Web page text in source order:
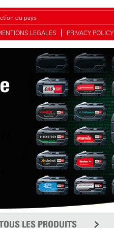
du pays
LEGALES PRIVACY POLICY
LES PRODUITS